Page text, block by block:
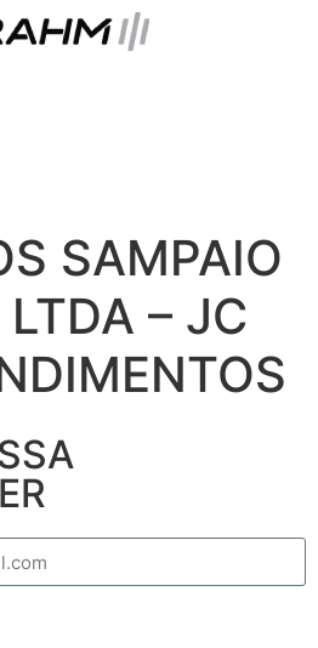
SAMPAIO
– JC